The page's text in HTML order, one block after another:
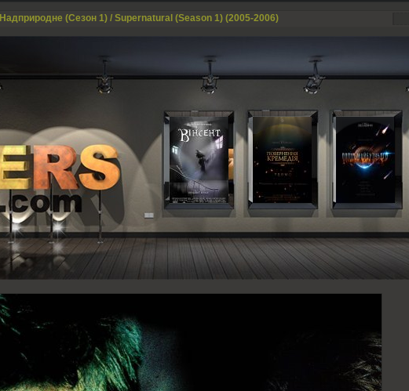
Надприродне (Сезон 1) / Supernatural (Season 1) (2005-2006)